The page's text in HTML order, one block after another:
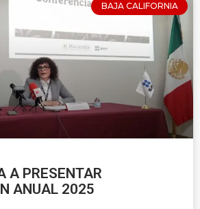
BAJA CALIFORNIA
A PRESENTAR
ANUAL 2025